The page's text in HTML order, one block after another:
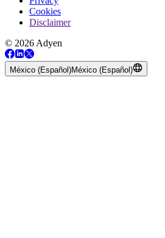
Cookies
Disclaimer
© 2026 Adyen
México (Español)México (Español)